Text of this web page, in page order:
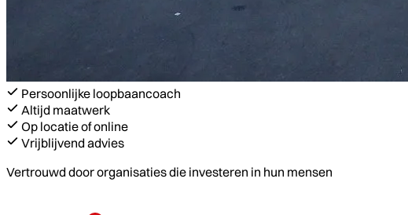
Persoonlijke loopbaancoach
Altijd maatwerk
Op locatie of online
Vrijblijvend advies
Vertrouwd door organisaties die investeren in hun mensen